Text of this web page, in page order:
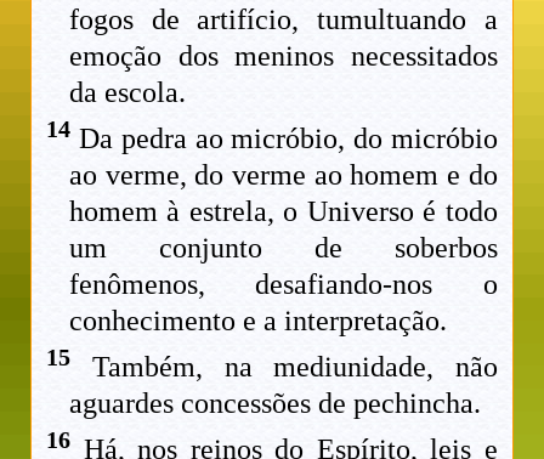
fogos de artifício, tumultuando a
emoção dos meninos necessitados
da escola.
14 Da pedra ao micróbio, do micróbio
ao verme, do verme ao homem e do
homem à estrela, o Universo é todo
um conjunto de soberbos
fenômenos, desafiando-nos o
conhecimento e a interpretação.
15 Também, na mediunidade, não
aguardes concessões de pechincha.
16 Há, nos reinos do Espírito, leis e